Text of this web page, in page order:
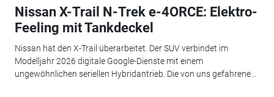
Nissan X-Trail N-Trek e-4ORCE: Elektro-
Feeling mit Tankdeckel
Nissan hat den X-Trail überarbeitet. Der SUV verbindet im
Modelljahr 2026 digitale Google-Dienste mit einem
ungewöhnlichen seriellen Hybridantrieb. Die von uns gefahrene...